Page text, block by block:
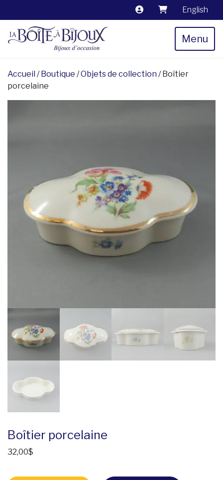
English
Menu
Accueil /Boutique /Objets de collection / Boîtier
porcelaine
Boîtier porcelaine
32,00$